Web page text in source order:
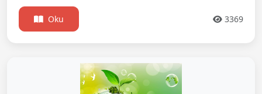
Oku 3369